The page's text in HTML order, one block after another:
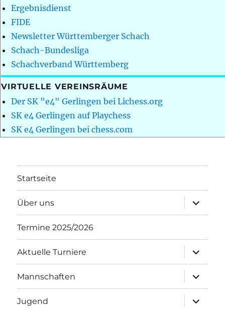
Ergebnisdienst
FIDE
Newsletter Württemberger Schach
Schach-Bundesliga
Schachverband Württemberg
VIRTUELLE VEREINSRÄUME
Der SK "e4" Gerlingen bei Lichess.org
SK e4 Gerlingen auf Playchess
SK e4 Gerlingen bei chess.com
Startseite
Über uns
öffnen
Termine 2025/2026
Aktuelle Turniere
öffnen
Mannschaften
öffnen
Jugend
öffnen